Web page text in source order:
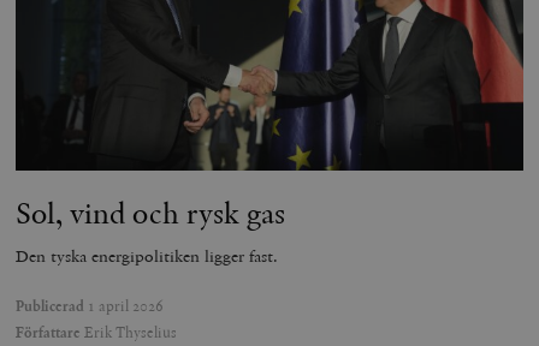
Sol, vind och rysk gas
Den tyska energipolitiken ligger fast.
Publicerad 1 april 2026
Författare Erik Thyselius